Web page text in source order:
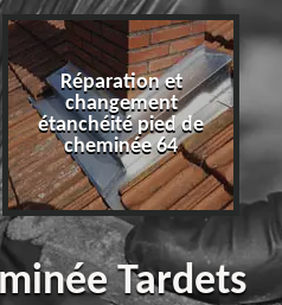
Réparation et
changement
étanchéité pied de
cheminée 64
Tardets